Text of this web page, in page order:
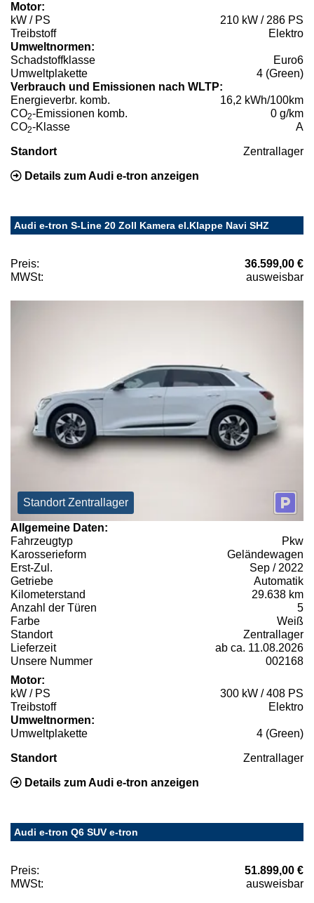
Motor:
kW / PS
210 kW / 286 PS
Treibstoff
Elektro
Umweltnormen:
Schadstoffklasse
Euro6
Umweltplakette
4 (Green)
Verbrauch und Emissionen nach WLTP:
Energieverbr. komb.
16,2 kWh/100km
CO2-Emissionen komb.
0 g/km
CO2-Klasse A
Standort Zentrallager
Details zum Audi e-tron anzeigen
Audi e-tron S-Line 20 Zoll Kamera el.Klappe Navi SHZ
Preis:
36.599,00 €
MWSt:
ausweisbar
Standort Zentrallager
Allgemeine Daten:
Fahrzeugtyp
Pkw
Karosserieform
Geländewagen
Erst-Zul.
Sep / 2022
Getriebe
Automatik
Kilometerstand
29.638 km
Anzahl der Türen
5
Farbe
Weiß
Standort
Zentrallager
Lieferzeit
ab ca. 11.08.2026
Unsere Nummer
002168
Motor:
kW / PS
300 kW / 408 PS
Treibstoff
Elektro
Umweltnormen:
Umweltplakette
4 (Green)
Standort Zentrallager
Details zum Audi e-tron anzeigen
Audi e-tron Q6 SUV e-tron
Preis:
51.899,00 €
MWSt:
ausweisbar